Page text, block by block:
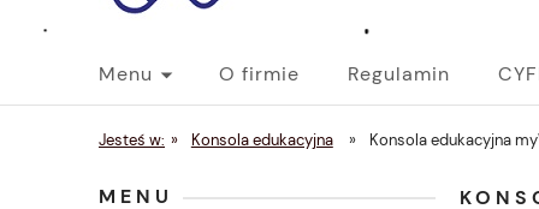
Menu O firmie Regulamin
Jesteś w: » Konsola edukacyjna » Konsola edukacyjna
MENU